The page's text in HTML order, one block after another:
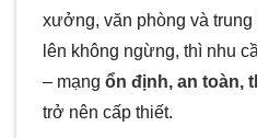
xưởng, văn phòng và
lên không ngừng, thì nhu
– mạng ổn định, an toàn,
trở nên cấp thiết.